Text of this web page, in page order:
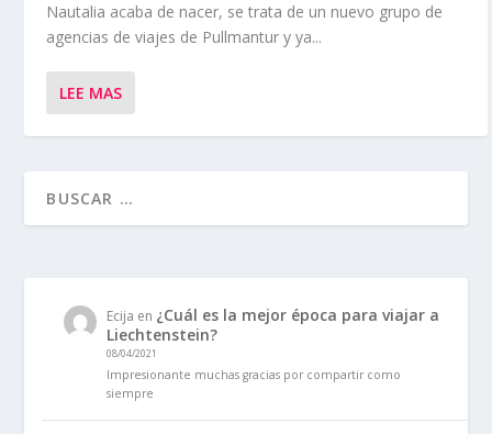
Nautalia acaba de nacer, se trata de un nuevo grupo de
agencias de viajes de Pullmantur y ya...
LEE MAS
Ecija en ¿Cuál es la mejor época para viajar a
Liechtenstein?
08/04/2021
Impresionante muchas gracias por compartir como
siempre